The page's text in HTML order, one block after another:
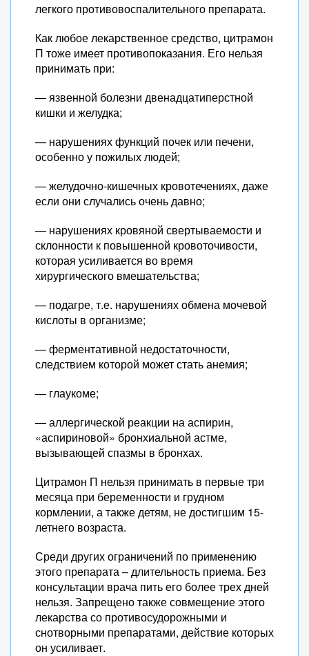
легкого противовоспалительного препарата.
Как любое лекарственное средство, цитрамон
П тоже имеет противопоказания. Его нельзя
принимать при:
— язвенной болезни двенадцатиперстной
кишки и желудка;
— нарушениях функций почек или печени,
особенно у пожилых людей;
— желудочно-кишечных кровотечениях, даже
если они случались очень давно;
— нарушениях кровяной свертываемости и
склонности к повышенной кровоточивости,
которая усиливается во время
хирургического вмешательства;
— подагре, т.е. нарушениях обмена мочевой
кислоты в организме;
— ферментативной недостаточности,
следствием которой может стать анемия;
— глаукоме;
— аллергической реакции на аспирин,
«аспириновой» бронхиальной астме,
вызывающей спазмы в бронхах.
Цитрамон П нельзя принимать в первые три
месяца при беременности и грудном
кормлении, а также детям, не достигшим 15-
летнего возраста.
Среди других ограничений по применению
этого препарата – длительность приема. Без
консультации врача пить его более трех дней
нельзя. Запрещено также совмещение этого
лекарства со противосудорожными и
снотворными препаратами, действие которых
он усиливает.